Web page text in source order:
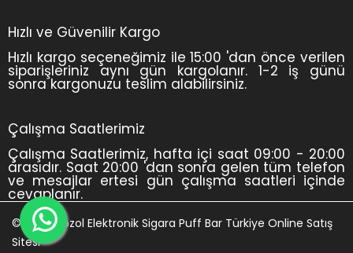
Hızlı ve Güvenilir Kargo
Hızlı kargo seçeneğimiz ile 15:00 'dan önce verilen
siparişleriniz aynı gün kargolanır. 1-2 iş günü
sonra kargonuzu teslim alabilirsiniz.
Çalışma Saatlerimiz
Çalışma Saatlerimiz, hafta içi saat 09:00 - 20:00
arasıdır. Saat 20:00 'dan sonra gelen tüm telefon
ve mesajlar ertesi gün çalışma saatleri içinde
cevaplanır.
© 2024 Vozol Elektronik Sigara Puff Bar Türkiye Online Satış
Sitesi